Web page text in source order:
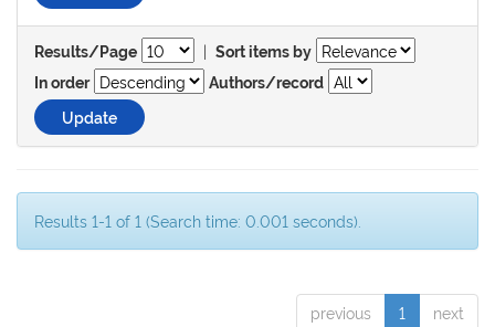
Results/Page | Sort items by
In order
Authors/record
Results 1-1 of 1 (Search time: 0.001 seconds).
previous 1 next